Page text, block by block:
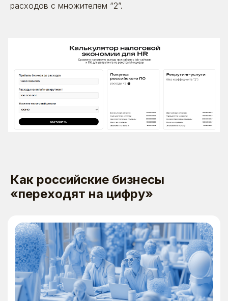
расходов с множителем “2”.
Как российские бизнесы
«переходят на цифру»